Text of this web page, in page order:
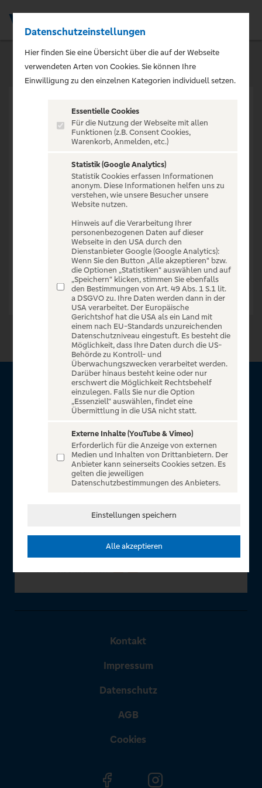
VERANSTALTUNG NICHT
GEFUNDEN
Zur Startseite
Über VR Entertain
für alle Kunden der Volksbanken Raiffeisenbanken. Auf
unserem einzigartigen Portal finden Sie Tickets für
atemberaubende Konzerte, Musicals und Shows, die
Fußball-Bundesliga sowie die Champions League und die
In Zusammenarbeit mit
Kontakt
Impressum
Datenschutz
AGB
Cookies
Datenschutzeinstellungen
Hier finden Sie eine Übersicht über die auf der Webseite
verwendeten Arten von Cookies. Sie können Ihre
Einwilligung zu den einzelnen Kategorien individuell setzen.
Essentielle Cookies
Für die Nutzung der Webseite mit allen
Funktionen (z.B. Consent Cookies,
Warenkorb, Anmelden, etc.)
Statistik (Google Analytics)
Statistik Cookies erfassen Informationen
anonym. Diese Informationen helfen uns zu
verstehen, wie unsere Besucher unsere
Website nutzen.
Hinweis auf die Verarbeitung Ihrer
personenbezogenen Daten auf dieser
Webseite in den USA durch den
Dienstanbieter Google (Google Analytics):
Wenn Sie den Button „Alle akzeptieren“ bzw.
die Optionen „Statistiken“ auswählen und auf
„Speichern“ klicken, stimmen Sie ebenfalls
den Bestimmungen von Art. 49 Abs. 1 S.1 lit.
a DSGVO zu. Ihre Daten werden dann in der
USA verarbeitet. Der Europäische
Gerichtshof hat die USA als ein Land mit
einem nach EU-Standards unzureichenden
Datenschutzniveau eingestuft. Es besteht die
Möglichkeit, dass Ihre Daten durch die US-
Behörde zu Kontroll- und
Überwachungszwecken verarbeitet werden.
Darüber hinaus besteht keine oder nur
erschwert die Möglichkeit Rechtsbehelf
einzulegen. Falls Sie nur die Option
„Essenziell“ auswählen, findet eine
Übermittlung in die USA nicht statt.
Externe Inhalte (YouTube & Vimeo)
Erforderlich für die Anzeige von externen
Medien und Inhalten von Drittanbietern. Der
Anbieter kann seinerseits Cookies setzen. Es
gelten die jeweiligen
Datenschutzbestimmungen des Anbieters.
Einstellungen speichern
Alle akzeptieren